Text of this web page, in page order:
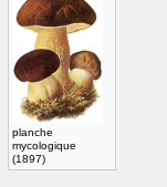
planche
mycologique
(1897)